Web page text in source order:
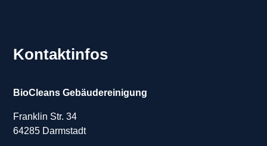
Kontaktinfos
BioCleans Gebäudereinigung
Franklin Str. 34
64285 Darmstadt